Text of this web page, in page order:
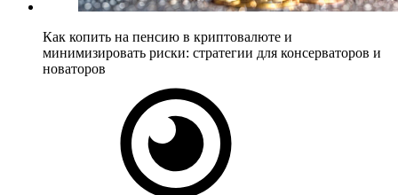
Как копить на пенсию в криптовалюте и
минимизировать риски: стратегии для консерваторов и
новаторов